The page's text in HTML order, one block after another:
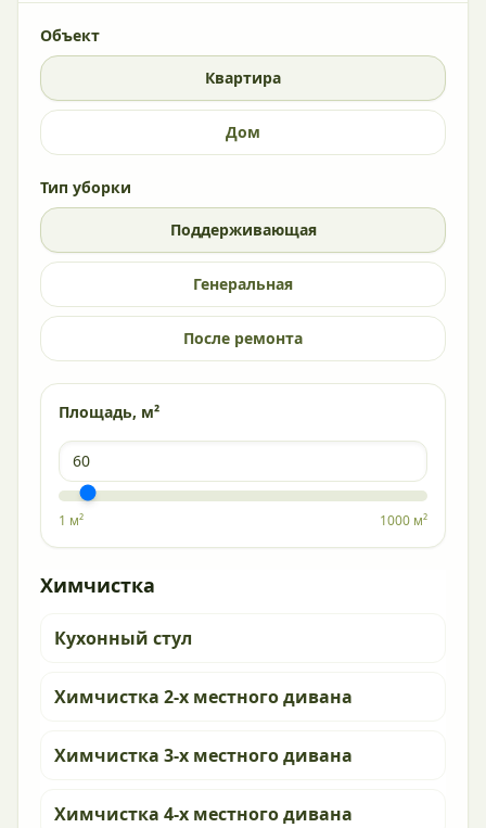
Объект
Квартира
Дом
Тип уборки
Поддерживающая
Генеральная
После ремонта
Площадь, м²
1 м² 1000 м²
Химчистка
Кухонный стул
Химчистка 2-х местного дивана
Химчистка 3-х местного дивана
Химчистка 4-х местного дивана